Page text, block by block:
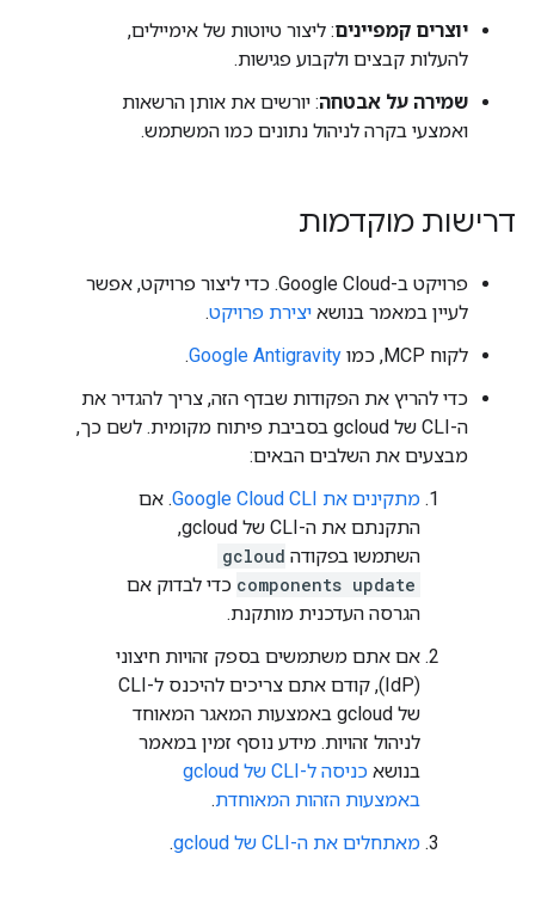
יוצרים קמפיינים: ליצור טיוטות של אימיילים,
להעלות קבצים ולקבוע פגישות.
שמירה על אבטחה: יורשים את אותן הרשאות
ואמצעי בקרה לניהול נתונים כמו המשתמש.
דרישות מוקדמות
פרויקט ב-Google Cloud. כדי ליצור פרויקט, אפשר
לעיין במאמר בנושא יצירת פרויקט.
לקוח MCP, כמו
Google Antigravity
.
כדי להריץ את הפקודות שבדף הזה, צריך להגדיר את
ה-CLI של gcloud בסביבת פיתוח מקומית. לשם כך,
מבצעים את השלבים הבאים:
מתקינים את Google Cloud CLI
. אם
התקנתם את ה-CLI של gcloud,
השתמשו בפקודה gcloud
components update כדי לבדוק אם
הגרסה העדכנית מותקנת.
אם אתם משתמשים בספק זהויות חיצוני
(IdP), קודם אתם צריכים להיכנס ל-CLI
של gcloud באמצעות המאגר המאוחד
לניהול זהויות. מידע נוסף זמין במאמר
בנושא
כניסה ל-CLI של gcloud
באמצעות הזהות המאוחדת.
מאתחלים את ה-CLI של gcloud
.